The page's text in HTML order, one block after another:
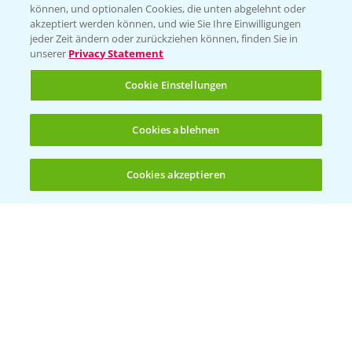
Standortreport Nauen - Eine starke
Herbizidlösung im Mais
16.04.2025
(noch 4)
können, und optionalen Cookies, die unten abgelehnt oder
akzeptiert werden können, und wie Sie Ihre Einwilligungen
jeder Zeit ändern oder zurückziehen können, finden Sie in
unserer Privacy Statement
Cookie Einstellungen
Cookies ablehnen
Cookies akzeptieren